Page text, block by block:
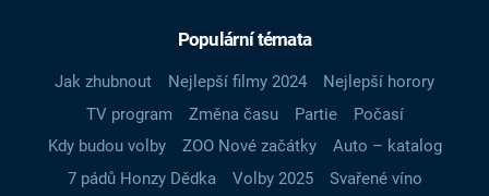
Populární témata
Jak zhubnout Nejlepší filmy 2024
Nejlepší horory
TV program
Změna času Partie
Počasí
Kdy budou volby
ZOO Nové začátky
Auto – katalog
7 pádů Honzy Dědka
Volby 2025
Svařené víno